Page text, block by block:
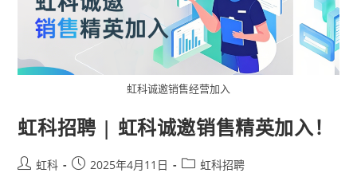
虹科诚邀销售经营加入
虹科招聘 | 虹科诚邀销售精英加入！
虹科 2025年4月11日 虹科招聘